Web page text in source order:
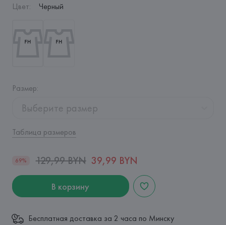
Цвет: Черный
Размер:
Выберите размер
Таблица размеров
69% 129,99 BYN 39,99 BYN
В корзину
Бесплатная доставка за 2 часа по Минску